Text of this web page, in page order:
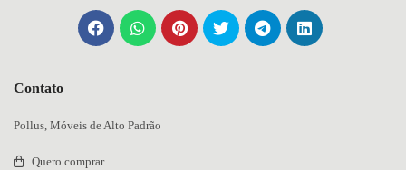
Contato
Pollus, Móveis de Alto Padrão
Quero comprar